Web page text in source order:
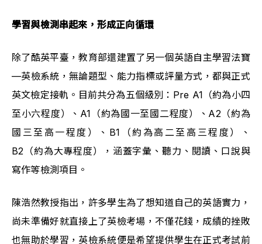
學習與檢測串起來，形成正向循環
除了酷英平臺，教育部還建置了另一個英語自主學習法寶
—英檢系統，無論題型、能力指標或評量方式，都與正式
英文檢定接軌。目前共分為五個級別：Pre A1（約為小四
至小六程度）、A1（約為國一至國二程度）、A2（約為
國三至高一程度）、B1（約為高二至高三程度）、
B2（約為大專程度），涵蓋字彙、聽力、閱讀、口說與
寫作等檢測項目。
陳浩然教授指出，許多學生為了想知道自己的英語實力，
尚未準備好就直接上了英檢考場，不僅花錢，成績的挫敗
也無助於學習，英檢系統便是希望提供學生在正式考試前